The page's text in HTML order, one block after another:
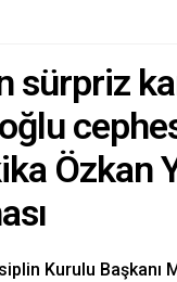
sürpriz
Özkan
Kurulu Başkanı